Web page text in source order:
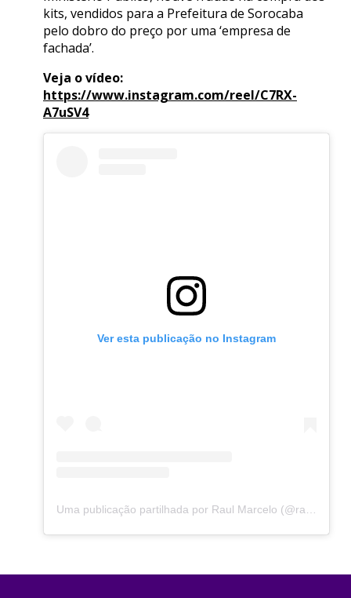
kits, vendidos para a Prefeitura de Sorocaba
pelo dobro do preço por uma ‘empresa de
fachada’.
Veja o vídeo:
https://www.instagram.com/reel/C7RX-
A7uSV4
Ver esta publicação no Instagram